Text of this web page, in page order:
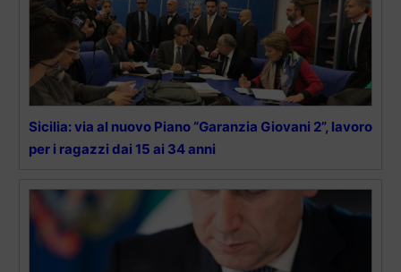
Sicilia: via al nuovo Piano “Garanzia Giovani 2”, lavoro
per i ragazzi dai 15 ai 34 anni